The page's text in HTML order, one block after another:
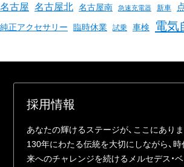
名古屋 名古屋北 名古屋南 急速充電器 新車
純正アクセサリー 臨時休業 試乗 車検 電気
採⽤情報
あなたの輝けるステージが、ここにありま
130年にわたる伝統を⼤切にしながら、
来へのチャレンジを続けるメルセデス・ベ